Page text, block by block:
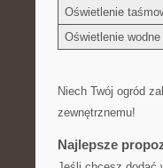
Oświetlenie
Oświetlenie wodne
Niech⁣ Twój ogród
zewnętrznemu!
Najlepsze